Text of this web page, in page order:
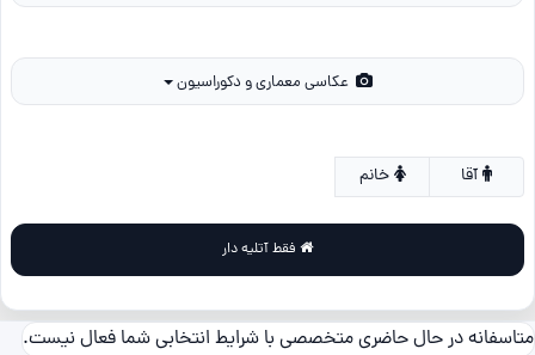
خانم
متاسفانه در حال حاضری متخصصی با شرایط انتخابی شما فعال نیست.